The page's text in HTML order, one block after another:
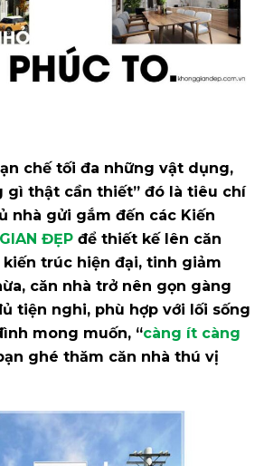
chế tối đa những vật dụng,
gì thật cần thiết” đó là tiêu chí
nhà gửi gắm đến các Kiến
ĐẸP để thiết kế lên căn
kiến trúc hiện đại, tinh giảm
căn nhà trở nên gọn gàng
tiện nghi, phù hợp với lối sống
mong muốn, “càng ít càng
ghé thăm căn nhà thú vị